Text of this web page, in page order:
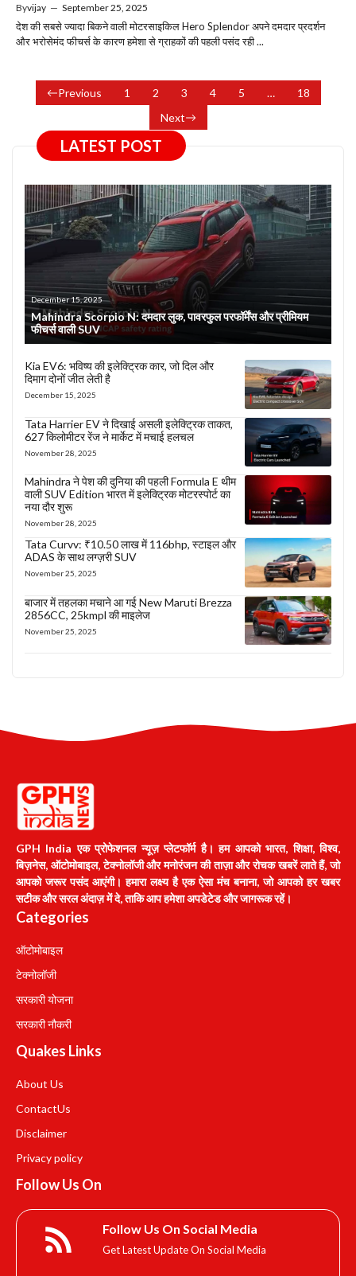
Byvijay — September 25, 2025
देश की सबसे ज्यादा बिकने वाली मोटरसाइकिल Hero Splendor अपने दमदार प्रदर्शन
और भरोसेमंद फीचर्स के कारण हमेशा से ग्राहकों की पहली पसंद रही ...
Previous 1 2 3 4 5 …
18
Next
LATEST POST
December 15, 2025
Mahindra Scorpio N: दमदार लुक, पावरफुल परफॉर्मेंस और प्रीमियम
फीचर्स वाली SUV
Kia EV6: भविष्य की इलेक्ट्रिक कार, जो दिल और
दिमाग दोनों जीत लेती है
December 15, 2025
Tata Harrier EV ने दिखाई असली इलेक्ट्रिक ताकत,
627 किलोमीटर रेंज ने मार्केट में मचाई हलचल
November 28, 2025
Mahindra ने पेश की दुनिया की पहली Formula E थीम
वाली SUV Edition भारत में इलेक्ट्रिक मोटरस्पोर्ट का
नया दौर शुरू
November 28, 2025
Tata Curvv: ₹10.50 लाख में 116bhp, स्टाइल और
ADAS के साथ लग्ज़री SUV
November 25, 2025
बाजार में तहलका मचाने आ गई New Maruti Brezza
2856CC, 25kmpl की माइलेज
November 25, 2025
GPH India एक प्रोफेशनल न्यूज़ प्लेटफॉर्म है। हम आपको भारत, शिक्षा, विश्व,
बिज़नेस, ऑटोमोबाइल, टेक्नोलॉजी और मनोरंजन की ताज़ा और रोचक खबरें लाते हैं, जो
आपको जरूर पसंद आएंगी। हमारा लक्ष्य है एक ऐसा मंच बनाना, जो आपको हर खबर
सटीक और सरल अंदाज़ में दे, ताकि आप हमेशा अपडेटेड और जागरूक रहें।
Categories
ऑटोमोबाइल
टेक्नोलॉजी
सरकारी योजना
सरकारी नौकरी
Quakes Links
About Us
ContactUs
Disclaimer
Privacy policy
Follow Us On
Follow Us On Social Media
Get Latest Update On Social Media